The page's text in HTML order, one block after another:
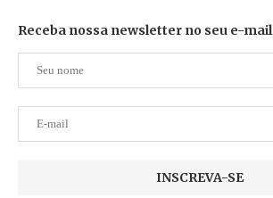
Receba nossa newsletter no seu e-mail